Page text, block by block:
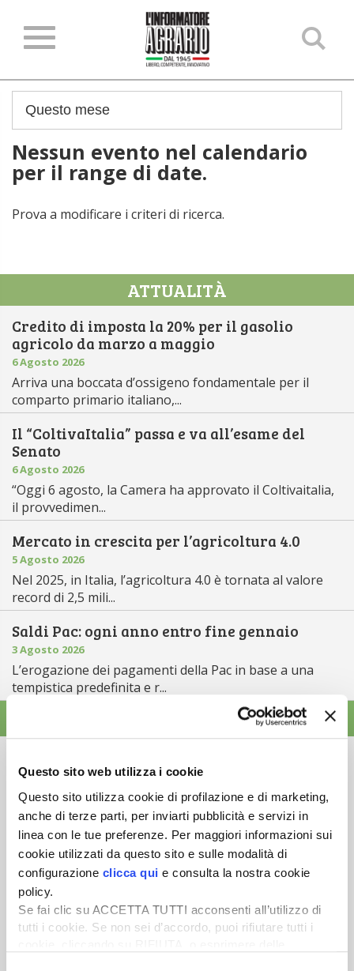
Questo sito web utilizza i cookie
Questo sito utilizza cookie di profilazione e di marketing,
anche di terze parti, per inviarti pubblicità e servizi in
linea con le tue preferenze. Per maggiori informazioni sui
cookie utilizzati da questo sito e sulle modalità di
configurazione clicca qui e consulta la nostra cookie
policy.
Se fai clic su ACCETTA TUTTI acconsenti all’utilizzo di
tutti i cookie. Se non sei d’accordo, puoi rifiutare tutti i
Nessun evento nel calendario
per il range di date.
Prova a modificare i criteri di ricerca.
ATTUALITÀ
Credito di imposta la 20% per il gasolio
agricolo da marzo a maggio
6 Agosto 2026
Arriva una boccata d’ossigeno fondamentale per il
comparto primario italiano,...
Il “ColtivaItalia” passa e va all’esame del
Senato
6 Agosto 2026
“Oggi 6 agosto, la Camera ha approvato il Coltivaitalia,
il provvedimen...
Mercato in crescita per l’agricoltura 4.0
5 Agosto 2026
Nel 2025, in Italia, l’agricoltura 4.0 è tornata al valore
record di 2,5 mili...
Saldi Pac: ogni anno entro fine gennaio
3 Agosto 2026
L’erogazione dei pagamenti della Pac in base a una
tempistica predefinita e r...
Newsletter
Scopri un servizio d'informazione di alta qualità. Tagliato sulle tue
esigenze.